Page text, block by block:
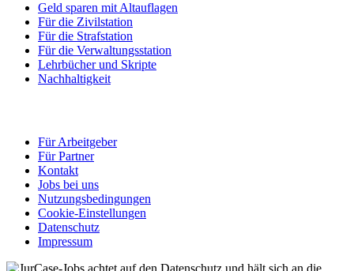
Geld sparen mit Altauflagen
Für die Zivilstation
Für die Strafstation
Für die Verwaltungsstation
Lehrbücher und Skripte
Nachhaltigkeit
Für Arbeitgeber
Für Partner
Kontakt
Jobs bei uns
Nutzungsbedingungen
Cookie-Einstellungen
Datenschutz
Impressum